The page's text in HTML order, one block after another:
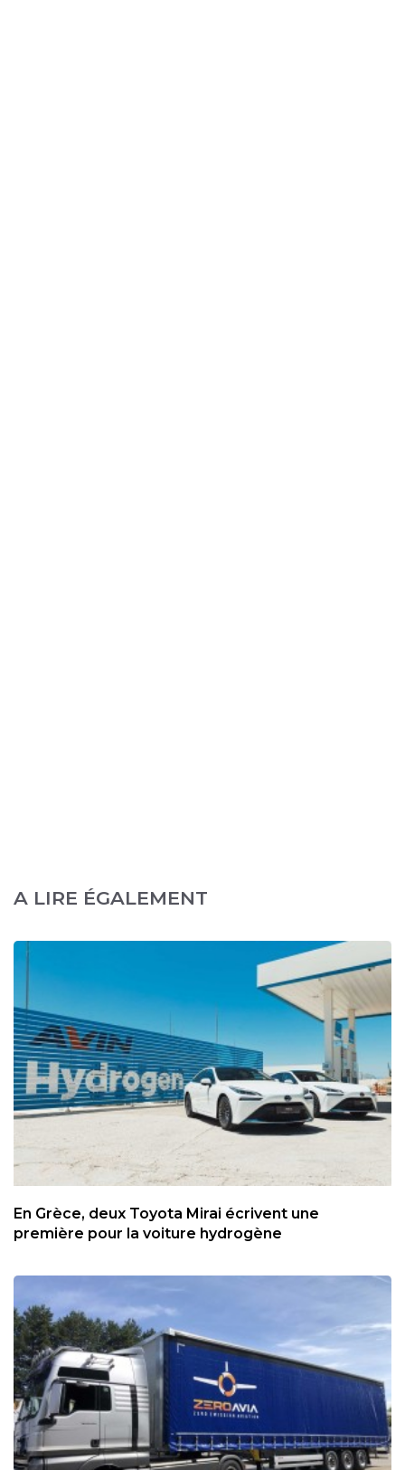
A LIRE ÉGALEMENT
En Grèce, deux Toyota Mirai écrivent une
première pour la voiture hydrogène